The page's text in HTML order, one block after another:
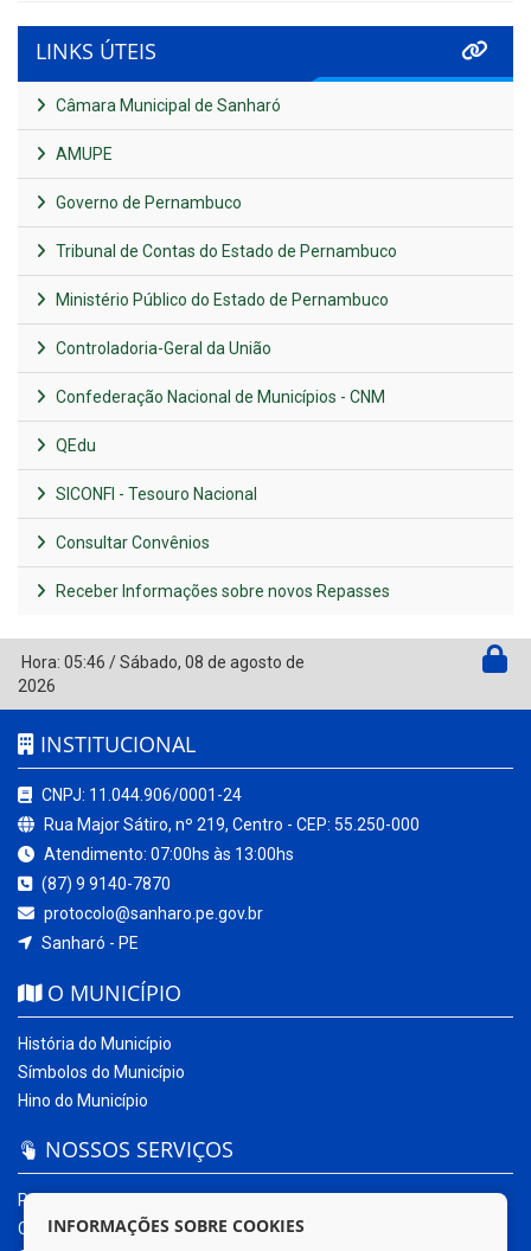
LINKS ÚTEIS
Câmara Municipal de Sanharó
AMUPE
Governo de Pernambuco
Tribunal de Contas do Estado de Pernambuco
Ministério Público do Estado de Pernambuco
Controladoria-Geral da União
Confederação Nacional de Municípios - CNM
QEdu
SICONFI - Tesouro Nacional
Consultar Convênios
Receber Informações sobre novos Repasses
Hora: 05:46 /Sábado, 08 de agosto de
2026
INSTITUCIONAL
CNPJ: 11.044.906/0001-24
Rua Major Sátiro, nº 219, Centro - CEP: 55.250-000
Atendimento: 07:00hs às 13:00hs
(87) 9 9140-7870
protocolo@sanharo.pe.gov.br
Sanharó - PE
O MUNICÍPIO
História do Município
Símbolos do Município
Hino do Município
NOSSOS SERVIÇOS
Portal da Transparência
Carta de Serviços ao Usuário
INFORMAÇÕES SOBRE COOKIES